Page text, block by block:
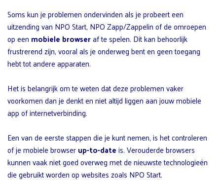
Soms kun je problemen ondervinden als je probeert een
uitzending van NPO Start, NPO Zapp/Zappelin of de omroepen
op een mobiele browseraf te spelen. Dit kan behoorlijk
frustrerend zijn, vooral als je onderweg bent en geen toegang
hebt tot andere apparaten.
Het is belangrijk om te weten dat deze problemen vaker
voorkomen dan je denkt en niet altijd liggen aan jouw mobiele
app of internetverbinding.
Een van de eerste stappen die je kunt nemen, is het controleren
of je mobiele browserup-to-dateis. Verouderde browsers
kunnen vaak niet goed overweg met de nieuwste technologieën
die gebruikt worden op websites zoals NPO Start.